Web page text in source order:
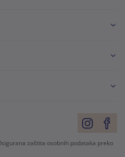
zaštita osobnih podataka preko